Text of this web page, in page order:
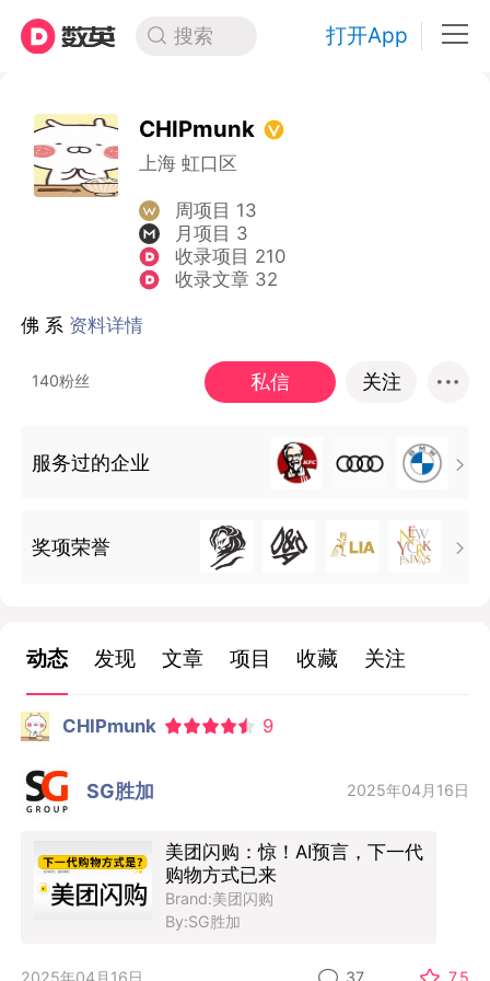
搜索 打开App
CHIPmunk
上海 虹口区
周项目 13
月项目 3
收录项目 210
收录文章 32
佛 系 资料详情
140粉丝 私信 关注
服务过的企业 
奖项荣誉 
动态 发现 文章 项目 收藏 关注
CHIPmunk 9
SG胜加 2025年04月16日
美团闪购：惊！AI预言，下一代
购物方式已来
Brand:美团闪购
By:SG胜加
2025年04月16日 37 7.5